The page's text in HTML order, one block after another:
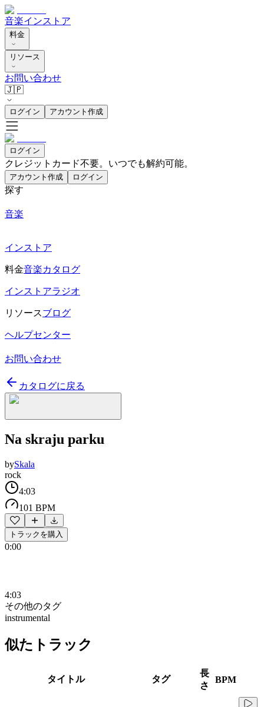
音楽インストア
料金
リソース
お問い合わせ
🇯🇵
ログイン アカウント作成
ログイン
クレジットカード不要。いつでも解約可能。
アカウント作成 ログイン
探す
音楽
インストア
料金音楽カタログ
インストアラジオ
リソースブログ
ヘルプセンター
お問い合わせ
カタログに戻る
Na skraju parku
bySkala
rock
4:03
101 BPM
トラックを購入
0:00
4:03
その他のタグ
instrumental
似たトラック
タイトル タグ
長
さ
BPM